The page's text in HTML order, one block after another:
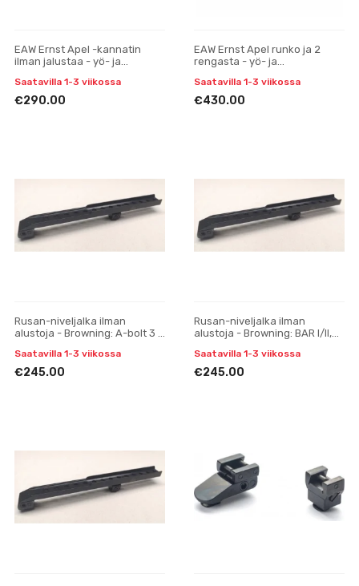
EAW Ernst Apel -kannatin
ilman jalustaa - yö- ja
Saatavilla 1-3 viikossa
€290.00
EAW Ernst Apel runko ja 2
rengasta - yö- ja
Saatavilla 1-3 viikossa
€430.00
Rusan-niveljalka ilman
alustoja - Browning: A-bolt 3 -
yksiosainen
Saatavilla 1-3 viikossa
€245.00
Rusan-niveljalka ilman
alustoja - Browning: BAR I/II,
- Pulsar Digis
Saatavilla 1-3 viikossa
€245.00